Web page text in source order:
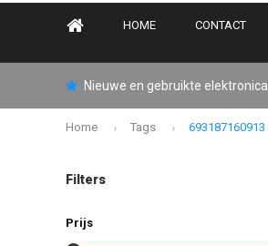
HOME CONTACT
Nieuwe en gebruikte elektronica
Home Tags 693187160913
Filters
Prijs